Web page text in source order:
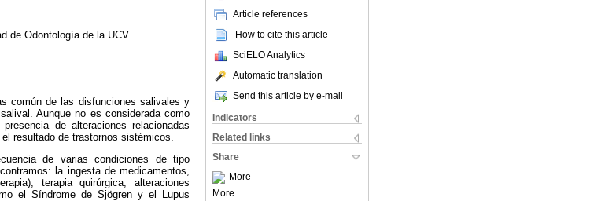
Article references
How to cite this article
SciELO Analytics
Automatic translation
Send this article by e-mail
Indicators
Related links
Share
More
More
de Odontología de la UCV.
común de las disfunciones salivales y
Aunque no es considerada como
de alteraciones relacionadas
resultado de trastornos sistémicos.
de varias condiciones de tipo
la ingesta de medicamentos,
terapia quirúrgica, alteraciones
el Síndrome de Sjögren y el Lupus